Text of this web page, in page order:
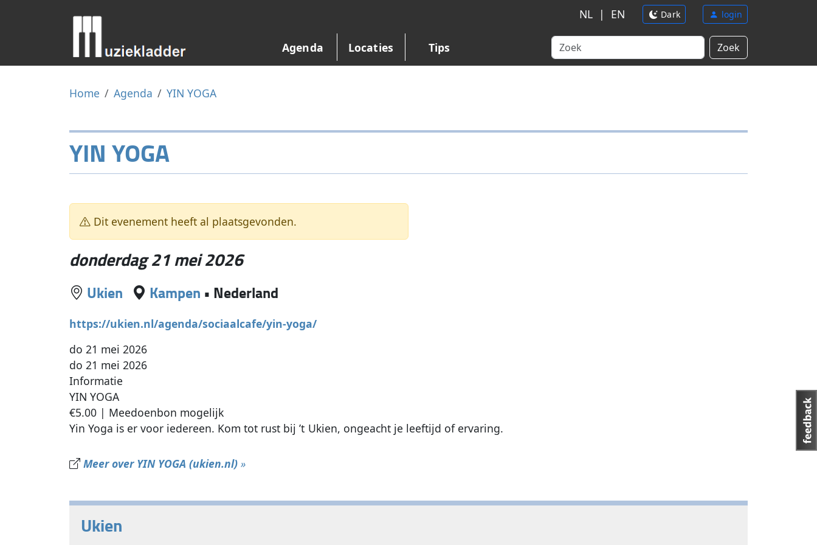
NL | EN Dark login
Agenda Locaties Tips Zoek
Home Agenda YIN YOGA
YIN YOGA
Dit evenement heeft al plaatsgevonden.
donderdag 21 mei 2026
Ukien Kampen • Nederland
https://ukien.nl/agenda/sociaalcafe/yin-yoga/
do 21 mei 2026
do 21 mei 2026
Informatie
YIN YOGA
€5.00 | Meedoenbon mogelijk
Yin Yoga is er voor iedereen. Kom tot rust bij ’t Ukien, ongeacht je leeftijd of ervaring.
Meer over YIN YOGA (ukien.nl) »
Ukien